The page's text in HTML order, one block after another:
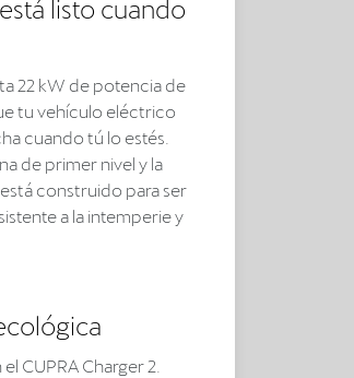
listo cuando
22 kW de potencia de
tu vehículo eléctrico
cuando tú lo estés.
de primer nivel y la
construido para ser
a la intemperie y
CUPRA Charger 2.